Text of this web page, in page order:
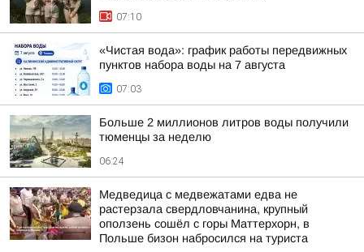
07:10
«Чистая вода»: график работы передвижных
пунктов набора воды на 7 августа
07:03
Больше 2 миллионов литров воды получили
тюменцы за неделю
06:24
Медведица с медвежатами едва не
растерзала свердловчанина, крупный
оползень сошёл с горы Маттерхорн, в
Польше бизон набросился на туриста